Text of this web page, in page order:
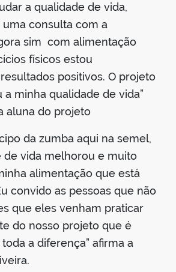
a qualidade de vida,
consulta com a
sim com alimentação
físicos estou
positivos. O projeto
minha qualidade de vida”
aluna do projeto
da zumba aqui na semel,
de vida melhorou e muito
alimentação que está
convido as pessoas que não
que eles venham praticar
do nosso projeto que é
a diferença” afirma a